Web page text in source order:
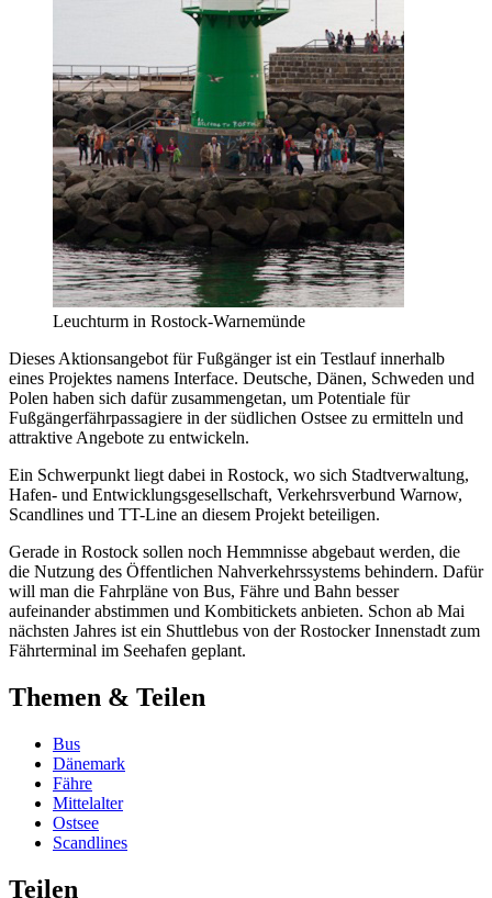
Leuchturm in Rostock-Warnemünde
Dieses Aktionsangebot für Fußgänger ist ein Testlauf innerhalb
eines Projektes namens Interface. Deutsche, Dänen, Schweden und
Polen haben sich dafür zusammengetan, um Potentiale für
Fußgängerfährpassagiere in der südlichen Ostsee zu ermitteln und
attraktive Angebote zu entwickeln.
Ein Schwerpunkt liegt dabei in Rostock, wo sich Stadtverwaltung,
Hafen- und Entwicklungsgesellschaft, Verkehrsverbund Warnow,
Scandlines und TT-Line an diesem Projekt beteiligen.
Gerade in Rostock sollen noch Hemmnisse abgebaut werden, die
die Nutzung des Öffentlichen Nahverkehrssystems behindern. Dafür
will man die Fahrpläne von Bus, Fähre und Bahn besser
aufeinander abstimmen und Kombitickets anbieten. Schon ab Mai
nächsten Jahres ist ein Shuttlebus von der Rostocker Innenstadt zum
Fährterminal im Seehafen geplant.
Themen & Teilen
Bus
Dänemark
Fähre
Mittelalter
Ostsee
Scandlines
Teilen